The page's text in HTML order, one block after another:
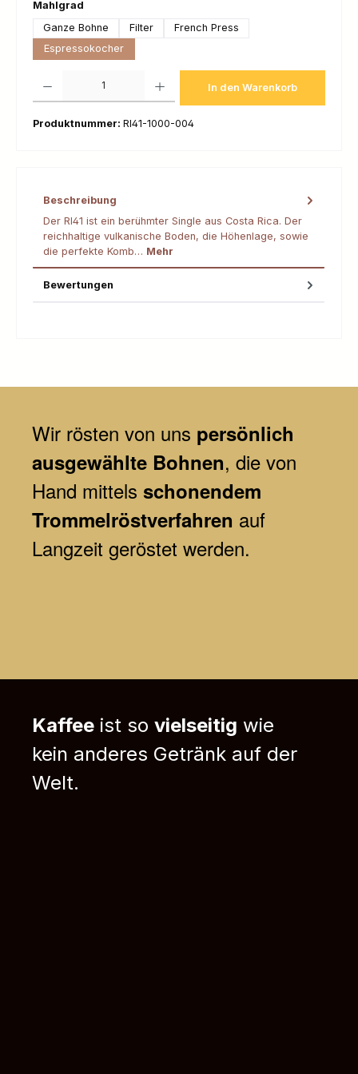
Mahlgrad
Ganze Bohne
Filter
French Press
Espressokocher
In den Warenkorb
Produktnummer: RI41-1000-004
Beschreibung
Der RI41 ist ein berühmter Single aus Costa Rica. Der
reichhaltige vulkanische Boden, die Höhenlage, sowie
die perfekte Komb… Mehr
Bewertungen
Wir rösten von uns persönlich
ausgewählte Bohnen, die von
Hand mittels schonendem
Trommelröstverfahren auf
Langzeit geröstet werden.
Kaffee ist so vielseitig wie
kein anderes Getränk auf der
Welt.